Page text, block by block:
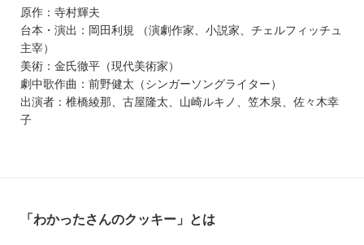
原作：寺村輝夫
台本・演出：岡田利規 （演劇作家、小説家、チェルフィッチュ
主宰）
美術：金氏徹平（現代美術家）
劇中歌作曲：前野健太（シンガーソングライター）
出演者：椎橋綾那、古屋隆太、山崎ルキノ、笠木泉、佐々木幸
子
「わかったさんのクッキー」とは